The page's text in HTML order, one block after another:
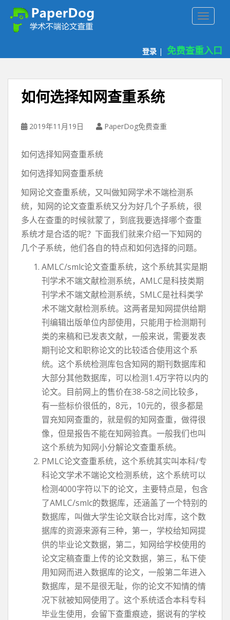
登录 | 免费查重入口
如何选择知网查重系统
2019年11月19日 PaperDog免费查重
如何选择知网查重系统
如何选择知网查重系统
知网论文查重系统，又叫做知网学术不端检测系
统，知网的论文查重系统又分为好几个子系统，很
多人在查重的时候就蒙了，到底我要选择哪个查重
系统才是合适的呢？下面我们就来介绍一下知网的
几个子系统，他们各自的特点和如何选择的问题。
AMLC/smlc论文查重系统，这个系统其实是期
刊学术不端文献检测系统，AMLC是科技类期
刊学术不端文献检测系统，SMLC是社科类学
术不端文献检测系统。这两者是知网提供给期
刊编辑出版单位内部使用，只能用于检测期刊
类的来稿和已发表文献，一般来说，需要发表
期刊论文和职称论文的比较适合使用这个系
统。这个系统检测库包含知网的期刊数据库和
大部分其他数据库，可以检测1.4万字符以内的
论文。目前网上的售价在38-58之间比较多，
有一些标价很低的，8元，10元的，很多都是
冒充知网查重的，就是假的知网查重，做得很
像，但是报告不能在知网验真。一般我们也叫
这个系统为知网小分解论文查重系统。
PMLC论文查重系统，这个系统其实叫本科/专
科论文学术不端论文检测系统，这个系统可以
检测4000字符以下的论文，主要特点是，包含
了AMLC/smlc的数据库，还涵盖了一个特别的
数据库，叫做大学生论文联合比对库，这个数
据库的资源来源有三种，第一，学校给知网提
供的毕业论文数据，第二，知网给学校使用的
论文定稿查重上传的论文数据，第三，私下使
用知网而进入数据库的论文，一般第二年进入
数据库，是不是很无耻，你的论文不知情的情
况下就被知网使用了。这个系统适合本科专科
毕业生使用，会留下查重痕迹，据说有的学校